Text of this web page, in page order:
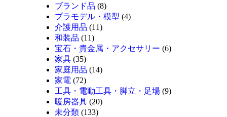
ブランド品 (8)
プラモデル・模型 (4)
介護用品 (11)
和装品 (11)
宝石・貴金属・アクセサリー (6)
家具 (35)
家庭用品 (14)
家電 (72)
工具・電動工具・脚立・足場 (9)
暖房器具 (20)
未分類 (133)